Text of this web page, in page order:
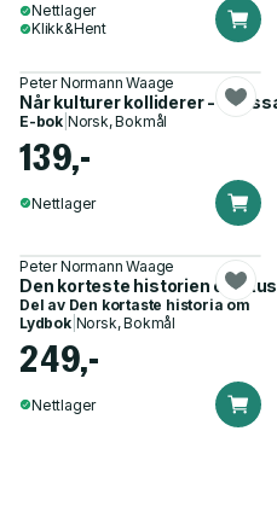
Nettlager
Klikk&Hent
Peter Normann Waage
Når kulturer kolliderer - et
E-bok Norsk, Bokmål
139,-
Nettlager
Peter Normann Waage
Den korteste historien om
Del av Den kortaste historia om
Lydbok| Norsk, Bokmål
249,-
Nettlager